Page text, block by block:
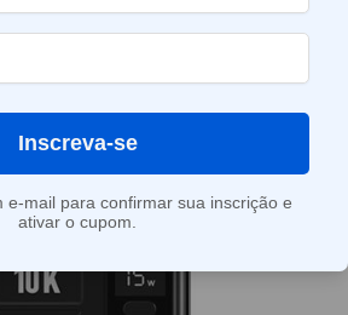
Inscreva-se
e-mail para confirmar sua inscrição e
ativar o cupom.